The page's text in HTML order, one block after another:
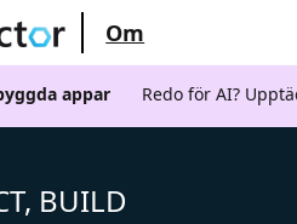
Om
appar Redo för AI?
BUILD